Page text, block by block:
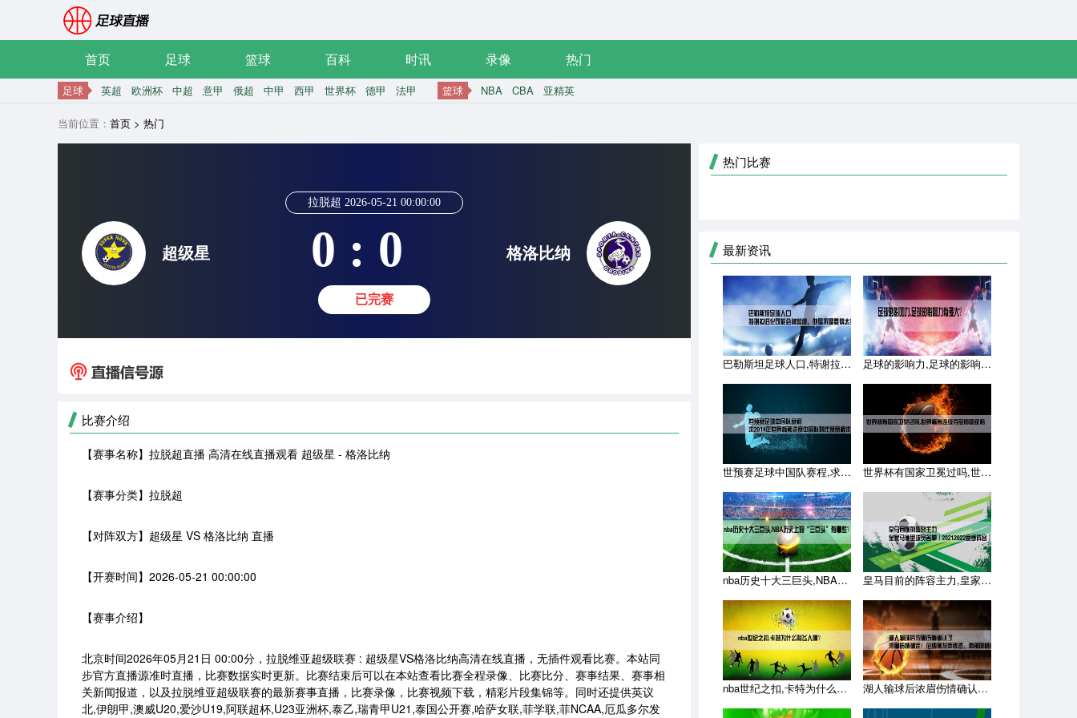
首页 足球 篮球 百科 时讯 录像 热门
足球 英超 欧洲杯 中超 意甲 俄超 中甲 西甲 世界杯 德甲 法甲 篮球 NBA CBA 亚精英
当前位置： 首页 > 热门
超级星
拉脱超 2026-05-21 00:00:00
0 : 0
已完赛
格洛比纳
比赛介绍
【赛事名称】 拉脱超直播 高清在线直播观看 超级星 - 格洛比纳
【赛事分类】 拉脱超
【对阵双方】 超级星 VS 格洛比纳 直播
【开赛时间】 2026-05-21 00:00:00
【赛事介绍】
北京时间2026年05月21日 00:00分，拉脱维亚超级联赛 : 超级星VS格洛比纳高清在线直播，无插件观看比赛。本站同
步官方直播源准时直播，比赛数据实时更新。比赛结束后可以在本站查看比赛全程录像、比赛比分、赛事结果、赛事相
关新闻报道，以及拉脱维亚超级联赛的最新赛事直播，比赛录像，比赛视频下载，精彩片段集锦等。同时还提供英议
北,伊朗甲,澳威U20,爱沙U19,阿联超杯,U23亚洲杯,泰乙,瑞青甲U21,泰国公开赛,哈萨女联,菲学联,菲NCAA,厄瓜多尔发
热门比赛
最新资讯
巴勒斯坦足球人口,特谢拉归化可能会被暂停，他是不是要得太多了 足球的影响力,足球的影响力有多大？
世预赛足球中国队赛程,求2014年世界杯预选赛中国队的比赛赛 世界杯有国家卫冕过吗,世界杯有连续夺冠的国家吗
nba历史十大三巨头,NBA历史上的“三巨头”有哪些？ 皇马目前的阵容主力,皇家马德里球员名单（20212022赛季
nba世纪之扣,卡特为什么叫飞人啊？ 湖人输球后浓眉伤情确认了,浓眉伤情确定！伦纳德发声表态，西部